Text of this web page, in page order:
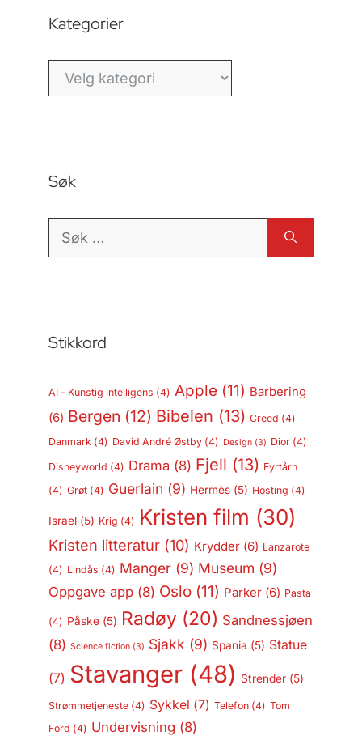
Kategorier
Kategorier
Søk
Søk
Stikkord
AI - Kunstig intelligens (4) Apple (11) Barbering
(6) Bergen (12) Bibelen (13) Creed (4)
Danmark (4) David André Østby(4) Design(3) Dior(4)
Disneyworld (4) Drama (8) Fjell (13) Fyrtårn
(4) Grøt(4) Guerlain (9) Hermès(5) Hosting (4)
Israel(5) Krig (4) Kristen film (30)
Kristen litteratur(10) Krydder(6) Lanzarote
(4) Lindås (4) Manger(9) Museum (9)
Oppgave app(8) Oslo(11) Parker(6) Pasta
(4) Påske(5) Radøy(20) Sandnessjøen
(8) Science fiction(3) Sjakk (9) Spania (5) Statue
(7) Stavanger(48) Strender(5)
Strømmetjeneste(4) Sykkel (7) Telefon(4) Tom
Ford (4) Undervisning (8)